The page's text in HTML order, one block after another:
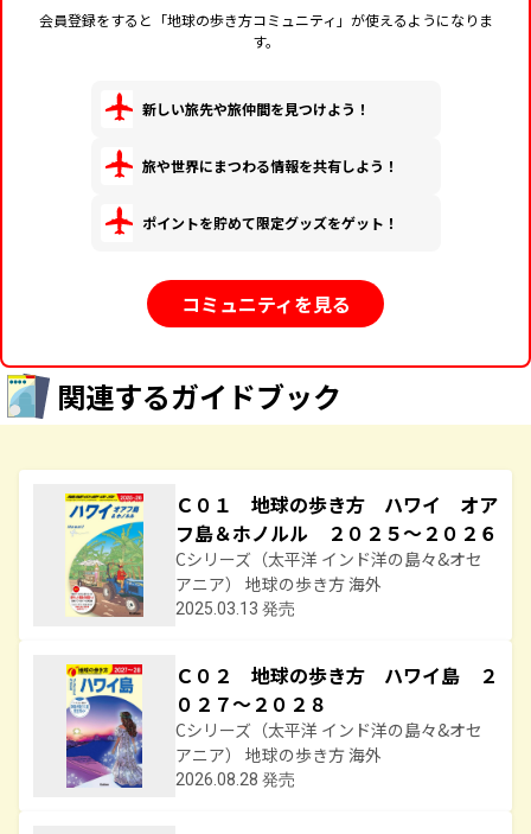
会員登録をすると「地球の歩き方コミュニティ」が使えるようになりま
す。
新しい旅先や旅仲間を見つけよう！
旅や世界にまつわる情報を共有しよう！
ポイントを貯めて限定グッズをゲット！
コミュニティを見る
関連するガイドブック
Ｃ０１ 地球の歩き方 ハワイ オア
フ島＆ホノルル ２０２５～２０２６
Cシリーズ（太平洋 インド洋の島々&オセ
アニア） 地球の歩き方 海外
2025.03.13 発売
Ｃ０２ 地球の歩き方 ハワイ島 ２
０２７～２０２８
Cシリーズ（太平洋 インド洋の島々&オセ
アニア） 地球の歩き方 海外
2026.08.28 発売